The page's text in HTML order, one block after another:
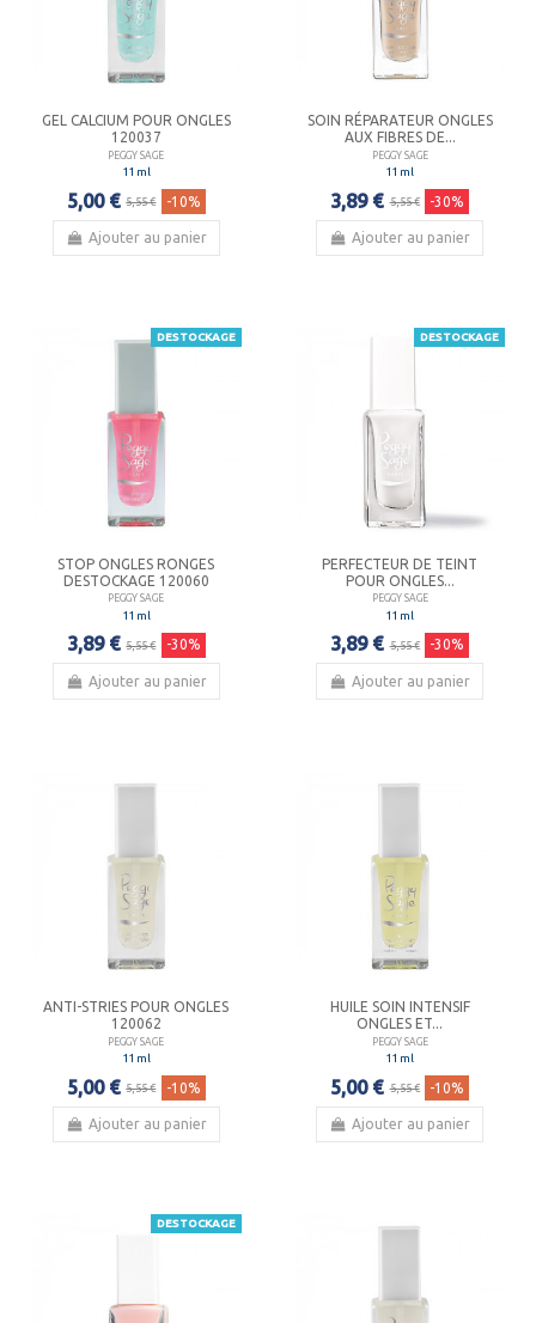
GEL CALCIUM POUR ONGLES
120037
PEGGY SAGE
11 ml
5,00 € 5,55 € -10%
Ajouter au panier
SOIN RÉPARATEUR ONGLES
AUX FIBRES DE...
PEGGY SAGE
11 ml
3,89 € 5,55 € -30%
Ajouter au panier
DESTOCKAGE
STOP ONGLES RONGES
DESTOCKAGE 120060
PEGGY SAGE
11 ml
3,89 € 5,55 € -30%
Ajouter au panier
DESTOCKAGE
PERFECTEUR DE TEINT
POUR ONGLES...
PEGGY SAGE
11 ml
3,89 € 5,55 € -30%
Ajouter au panier
ANTI-STRIES POUR ONGLES
120062
PEGGY SAGE
11 ml
5,00 € 5,55 € -10%
Ajouter au panier
HUILE SOIN INTENSIF
ONGLES ET...
PEGGY SAGE
11 ml
5,00 € 5,55 € -10%
Ajouter au panier
DESTOCKAGE